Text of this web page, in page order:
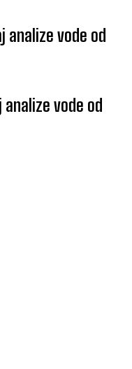
analize vode od
vode od